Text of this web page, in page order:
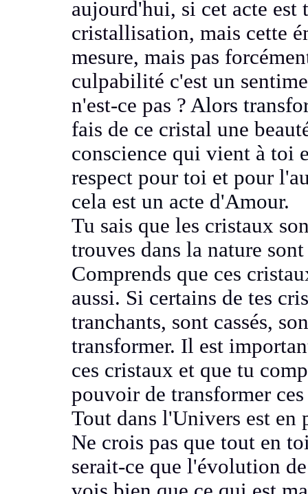
aujourd'hui, si cet acte est
cristallisation, mais cette
mesure, mais pas
culpabilité c'est un
n'est-ce pas ?Alors
fais de ce cristal une
conscience qui vient à toi
respect pour toi et pour
cela est un acte d'Amour.
Tu sais que les cristaux
trouves dans la nature
Comprends que ces
aussi. Si certains de tes
tranchants, sont cassés,
transformer. Il est
ces cristaux et que tu
pouvoir de transformer
Tout dans l'Univers est
Ne crois pas que tout en
serait-ce que l'évolution